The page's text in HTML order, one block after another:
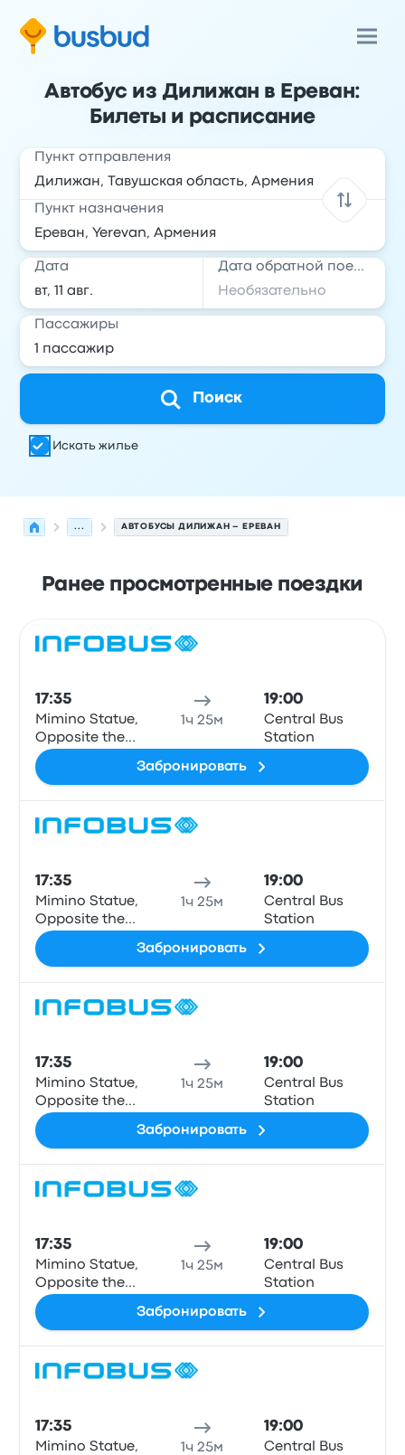
Автобус из Дилижан в Ереван:
Билеты и расписание
Пункт отправления
Пункт назначения
Дата Дата обратной поездки
Пассажиры
Поиск
Искать жилье
... АВТОБУСЫ ДИЛИЖАН – ЕРЕВАН
Ранее просмотренные поездки
17:35
Mimino Statue,
Opposite the
Bus Station,
Dilijan
1ч 25м
19:00
Central Bus
Station
Забронировать
17:35
Mimino Statue,
Opposite the
Bus Station,
Dilijan
1ч 25м
19:00
Central Bus
Station
Забронировать
17:35
Mimino Statue,
Opposite the
Bus Station,
Dilijan
1ч 25м
19:00
Central Bus
Station
Забронировать
17:35
Mimino Statue,
Opposite the
Bus Station,
Dilijan
1ч 25м
19:00
Central Bus
Station
Забронировать
17:35
Mimino Statue,
1ч 25м
19:00
Central Bus